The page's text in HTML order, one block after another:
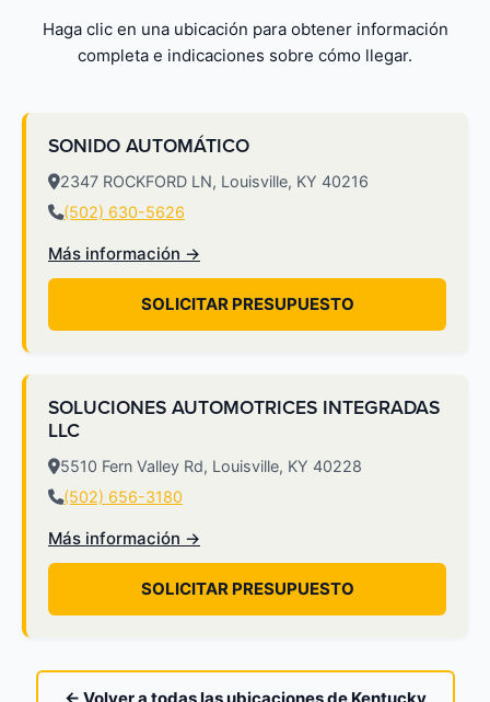
Haga clic en una ubicación para obtener información
completa e indicaciones sobre cómo llegar.
SONIDO AUTOMÁTICO
2347 ROCKFORD LN, Louisville, KY 40216
(502) 630-5626
Más información →
SOLICITAR PRESUPUESTO
SOLUCIONES AUTOMOTRICES INTEGRADAS
LLC
5510 Fern Valley Rd, Louisville, KY 40228
(502) 656-3180
Más información →
SOLICITAR PRESUPUESTO